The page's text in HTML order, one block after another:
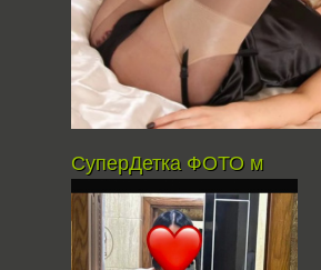
СуперДетка ФОТО м